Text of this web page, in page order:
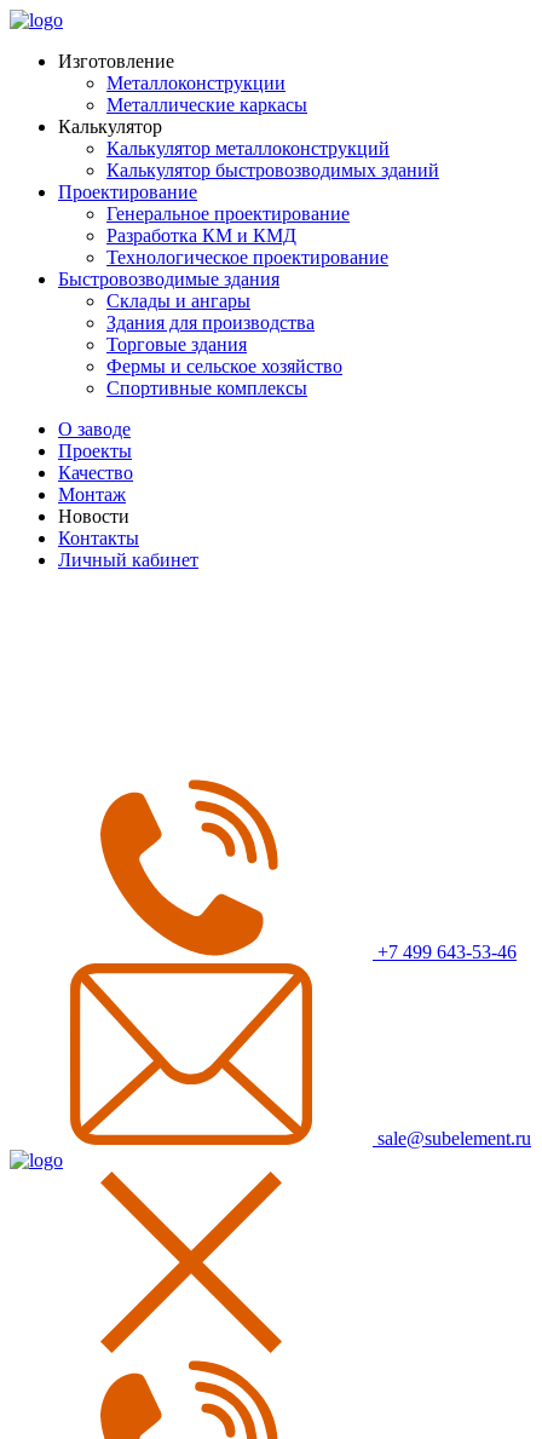
Изготовление
Металлоконструкции
Металлические каркасы
Калькулятор
Калькулятор металлоконструкций
Калькулятор быстровозводимых зданий
Проектирование
Генеральное проектирование
Разработка КМ и КМД
Технологическое проектирование
Быстровозводимые здания
Склады и ангары
Здания для производства
Торговые здания
Фермы и сельское хозяйство
Спортивные комплексы
О заводе
Проекты
Качество
Монтаж
Новости
Контакты
Личный кабинет
+7 499 643-53-46
sale@subelement.ru